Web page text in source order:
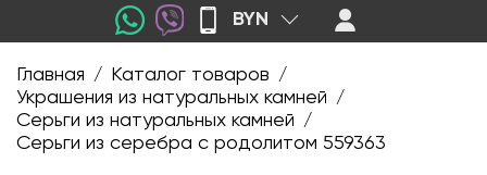
BYN
Главная / Каталог товаров /
Украшения из натуральных камней /
Серьги из натуральных камней /
Серьги из серебра с родолитом 559363